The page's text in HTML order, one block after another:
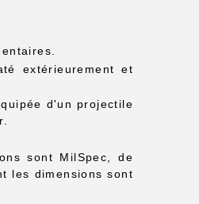
extérieurement et
d'un projectile
sont MilSpec, de
les dimensions sont